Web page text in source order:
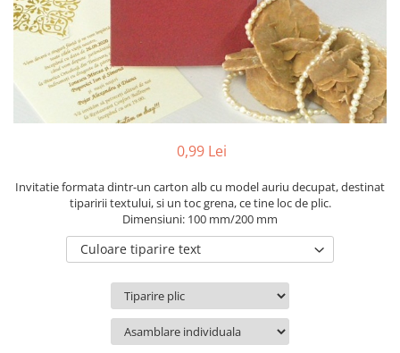
Pachete marturii
Pungi si cutii prajituri
Sticle si borcane
Cutii flori de hartie
Cutii flori de sapun
Cutii flori mixte
Cutii LUX
Aranjamente tematice
2020 Craciun si Anul Nou
2021 Crăciun
2022 Crăciun
2023 Crăciun
Toamna și Halloween
0,99 Lei
Invitatie formata dintr-un carton alb cu model auriu decupat, destinat
tiparirii textului, si un toc grena, ce tine loc de plic.
Dimensiuni: 100 mm/200 mm
Culoare tiparire text